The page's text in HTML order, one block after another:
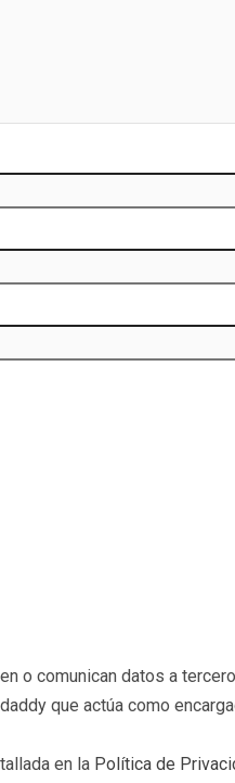
o comunican datos a
que actúa como
en la Política de